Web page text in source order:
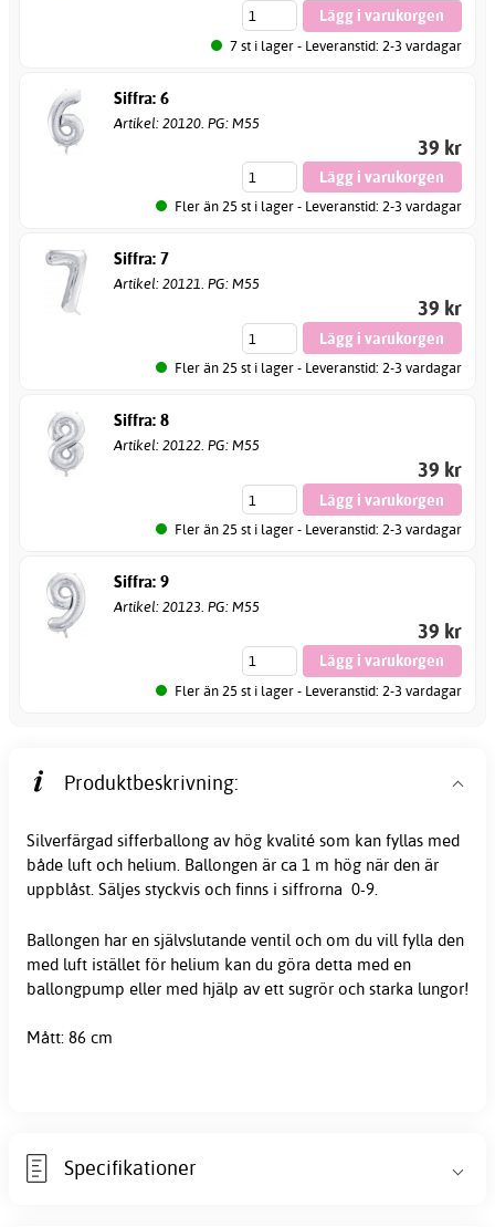
7 st i lager - Leveranstid: 2-3 vardagar
Siffra: 6
Artikel: 20120. PG: M55
39 kr
Fler än 25 st i lager - Leveranstid: 2-3 vardagar
Siffra: 7
Artikel: 20121. PG: M55
39 kr
Fler än 25 st i lager - Leveranstid: 2-3 vardagar
Siffra: 8
Artikel: 20122. PG: M55
39 kr
Fler än 25 st i lager - Leveranstid: 2-3 vardagar
Siffra: 9
Artikel: 20123. PG: M55
39 kr
Fler än 25 st i lager - Leveranstid: 2-3 vardagar
Produktbeskrivning:
Silverfärgad sifferballong av hög kvalité som kan fyllas med
både luft och helium. Ballongen är ca 1 m hög när den är
uppblåst. Säljes styckvis och finns i siffrorna 0-9.
Ballongen har en självslutande ventil och om du vill fylla den
med luft istället för helium kan du göra detta med en
ballongpump eller med hjälp av ett sugrör och starka lungor!
Mått: 86 cm
Specifikationer